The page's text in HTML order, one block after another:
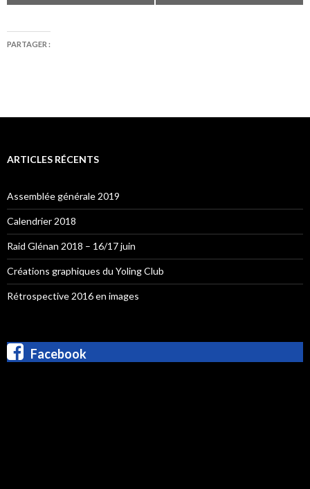
PARTAGER :
ARTICLES RÉCENTS
Assemblée générale 2019
Calendrier 2018
Raid Glénan 2018 – 16/17 juin
Créations graphiques du Yoling Club
Rétrospective 2016 en images
Facebook